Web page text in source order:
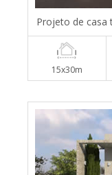
Projeto de casa
15x30m